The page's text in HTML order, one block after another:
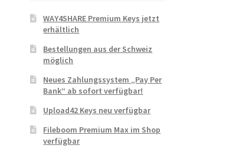
WAY4SHARE Premium Keys jetzt
erhältlich
Bestellungen aus der Schweiz
möglich
Neues Zahlungssystem „Pay Per
Bank“ ab sofort verfügbar!
Upload42 Keys neu verfügbar
Fileboom Premium Max im Shop
verfügbar